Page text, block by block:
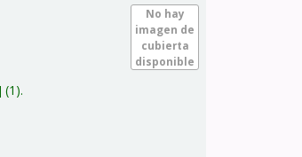
No hay
imagen de
cubierta
disponible
(1).